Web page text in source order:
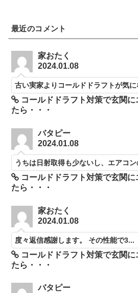
最近のコメント
家おたく
2024.01.08
古い実家よりコールドドラフトが気
コールドドラフト対策で玄関
たら・・・
バタピー
2024.01.08
うちは日射取得も少ないし、エアコ
コールドドラフト対策で玄関
たら・・・
家おたく
2024.01.08
度々返信感謝します。 その性能で3...
コールドドラフト対策で玄関
たら・・・
バタピー